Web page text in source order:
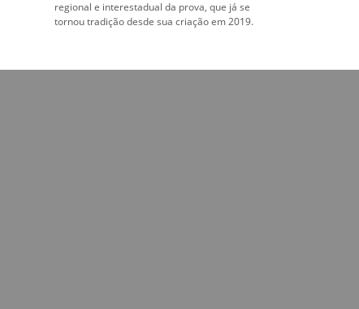
regional e interestadual da prova, que já se
tornou tradição desde sua criação em 2019.